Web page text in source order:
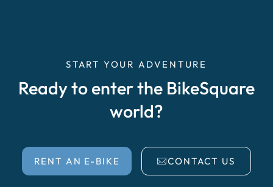
START YOUR ADVENTURE
Ready to enter the BikeSquare
world?
RENT AN E-BIKE CONTACT US